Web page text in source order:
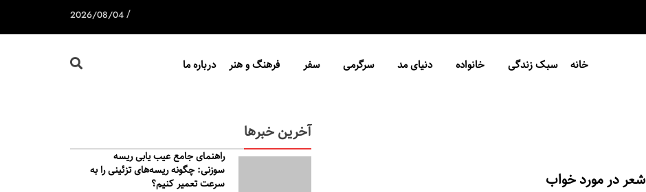
/
2026/08/04
خانه سبک زندگی خانواده دنیای مد سرگرمی سفر فرهنگ و هنر درباره ما
شعر در مورد خواب
آخرین خبرها
راهنمای جامع عیب یابی ریسه
سوزنی: چگونه ریسه‌های تزئینی را به
سرعت تعمیر کنیم؟